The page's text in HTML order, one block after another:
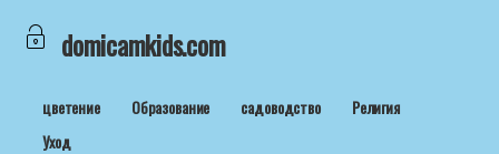
domicamkids.com
цветение Образование садоводство
Религия
Уход